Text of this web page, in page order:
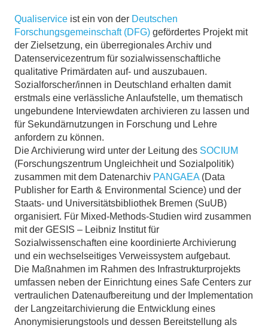
Qualiservice ist ein von der Deutschen
Forschungsgemeinschaft (DFG) gefördertes Projekt mit
der Zielsetzung, ein überregionales Archiv und
Datenservicezentrum für sozialwissenschaftliche
qualitative Primärdaten auf- und auszubauen.
Sozialforscher/innen in Deutschland erhalten damit
erstmals eine verlässliche Anlaufstelle, um thematisch
ungebundene Interviewdaten archivieren zu lassen und
für Sekundärnutzungen in Forschung und Lehre
anfordern zu können.
Die Archivierung wird unter der Leitung des SOCIUM
(Forschungszentrum Ungleichheit und Sozialpolitik)
zusammen mit dem Datenarchiv PANGAEA (Data
Publisher for Earth & Environmental Science) und der
Staats- und Universitätsbibliothek Bremen (SuUB)
organisiert. Für Mixed-Methods-Studien wird zusammen
mit der GESIS – Leibniz Institut für
Sozialwissenschaften eine koordinierte Archivierung
und ein wechselseitiges Verweissystem aufgebaut.
Die Maßnahmen im Rahmen des Infrastrukturprojekts
umfassen neben der Einrichtung eines Safe Centers zur
vertraulichen Datenaufbereitung und der Implementation
der Langzeitarchivierung die Entwicklung eines
Anonymisierungstools und dessen Bereitstellung als